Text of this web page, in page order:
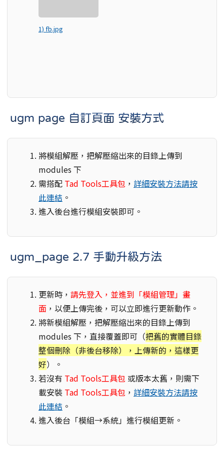
1) fb.jpg
ugm page 自訂頁面 安裝方式
將模組解壓，把解壓縮出來的目錄上傳到
modules 下
需搭配 Tad Tools工具包 ， 詳細安裝方法請按
此連結 。
進入後台進行模組安裝即可。
ugm_page 2.7 手動升級方法
更新時， 請先登入，並進到「模組管理」畫
面 ，以便上傳完後，可以立即進行更新動作。
將新模組解壓，把解壓縮出來的目錄上傳到
modules 下，直接覆蓋即可（把舊的實體目錄
整個刪除（非後台移除），上傳新的，這樣更
好）。
若沒有 Tad Tools工具包 或版本太舊，則需下
載安裝 Tad Tools工具包 ， 詳細安裝方法請按
此連結 。
進入後台「模組→系統」進行模組更新。